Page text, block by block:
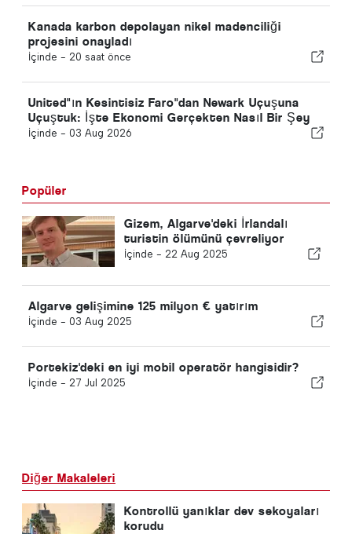
Kanada karbon depolayan nikel madenciliği
projesini onayladı
İçinde - 20 saat önce
United"ın Kesintisiz Faro"dan Newark Uçuşuna
Uçuştuk: İşte Ekonomi Gerçekten Nasıl Bir Şey
İçinde - 03 Aug 2026
Popüler
Gizem, Algarve'deki İrlandalı
turistin ölümünü çevreliyor
İçinde - 22 Aug 2025
Algarve gelişimine 125 milyon € yatırım
İçinde - 03 Aug 2025
Portekiz'deki en iyi mobil operatör hangisidir?
İçinde - 27 Jul 2025
Diğer Makaleleri
Kontrollü yanıklar dev sekoyaları
korudu